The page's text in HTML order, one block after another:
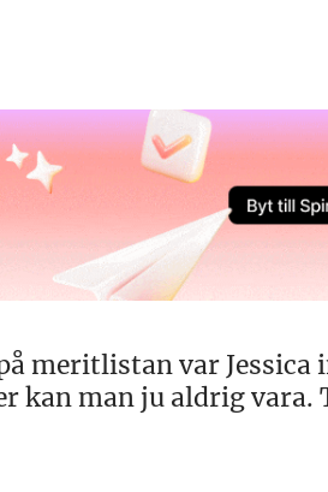
meritlistan var Jessica
kan man ju aldrig vara.